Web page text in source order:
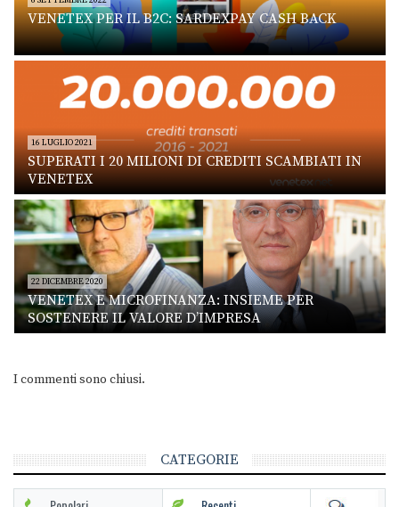
VENETEX PER IL B2C: SARDEXPAY CASH BACK
16 LUGLIO 2021
SUPERATI I 20 MILIONI DI CREDITI SCAMBIATI IN
VENETEX
22 DICEMBRE 2020
VENETEX E MICROFINANZA: INSIEME PER
SOSTENERE IL VALORE D’IMPRESA
I commenti sono chiusi.
CATEGORIE